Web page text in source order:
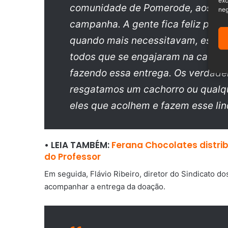
comunidade de Pomerode, aos
campanha. A gente fica feliz pois
quando mais necessitavam,
todos que se engajaram na causa
fazendo essa entrega. Os
resgatamos um cachorro ou
eles que acolhem e fazem esse
• LEIA TAMBÉM: Ferana Chocolates
do Professor
Em seguida, Flávio Ribeiro, diretor do Sindicato
acompanhar a entrega da doação.